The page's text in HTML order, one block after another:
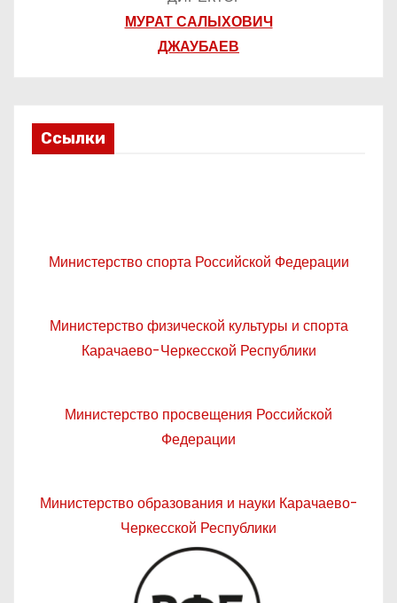
МУРАТ САЛЫХОВИЧ
ДЖАУБАЕВ
Ссылки
Министерство спорта Российской Федерации
Министерство физической культуры и спорта
Карачаево-Черкесской Республики
Министерство просвещения Российской
Федерации
Министерство образования и науки Карачаево-
Черкесской Республики